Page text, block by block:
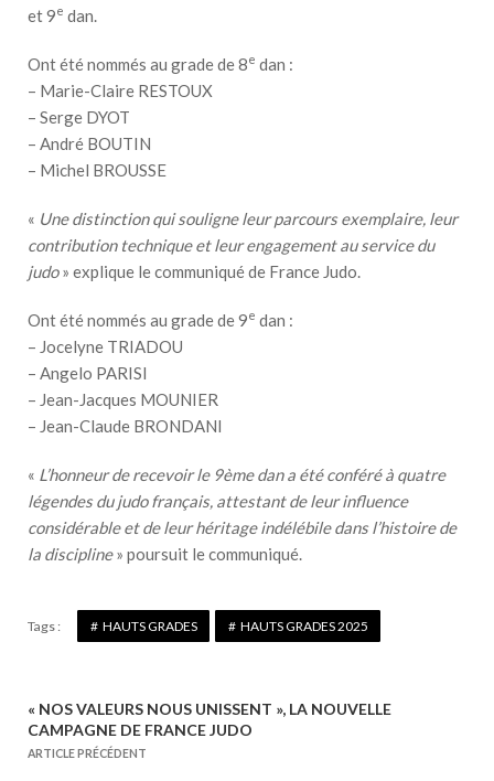
et 9e dan.
Ont été nommés au grade de 8e dan :
– Marie-Claire RESTOUX
– Serge DYOT
– André BOUTIN
– Michel BROUSSE
« Une distinction qui souligne leur parcours exemplaire, leur
contribution technique et leur engagement au service du
judo» explique le communiqué de France Judo.
Ont été nommés au grade de 9e dan :
– Jocelyne TRIADOU
– Angelo PARISI
– Jean-Jacques MOUNIER
– Jean-Claude BRONDANI
« L’honneur de recevoir le 9ème dan a été conféré à quatre
légendes du judo français, attestant de leur influence
considérable et de leur héritage indélébile dans l’histoire de
la discipline» poursuit le communiqué.
Tags : HAUTS GRADES HAUTS GRADES 2025
N
a
« NOS VALEURS NOUS UNISSENT », LA NOUVELLE
CAMPAGNE DE FRANCE JUDO
ARTICLE PRÉCÉDENT